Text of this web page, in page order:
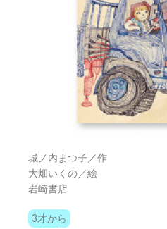
城ノ内まつ子／作
大畑いくの／絵
岩崎書店
3才から